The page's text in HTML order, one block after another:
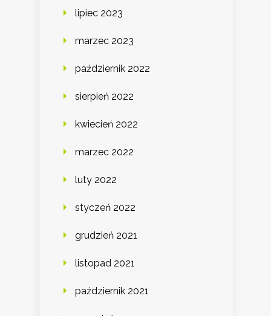
lipiec 2023
marzec 2023
październik 2022
sierpień 2022
kwiecień 2022
marzec 2022
luty 2022
styczeń 2022
grudzień 2021
listopad 2021
październik 2021